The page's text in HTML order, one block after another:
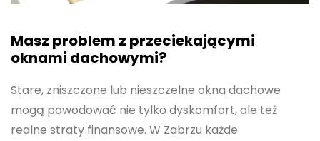
Masz problem z przeciekającymi
oknami dachowymi?
Stare, zniszczone lub nieszczelne okna dachowe
mogą powodować nie tylko dyskomfort, ale też
realne straty finansowe. W Zabrzu każde